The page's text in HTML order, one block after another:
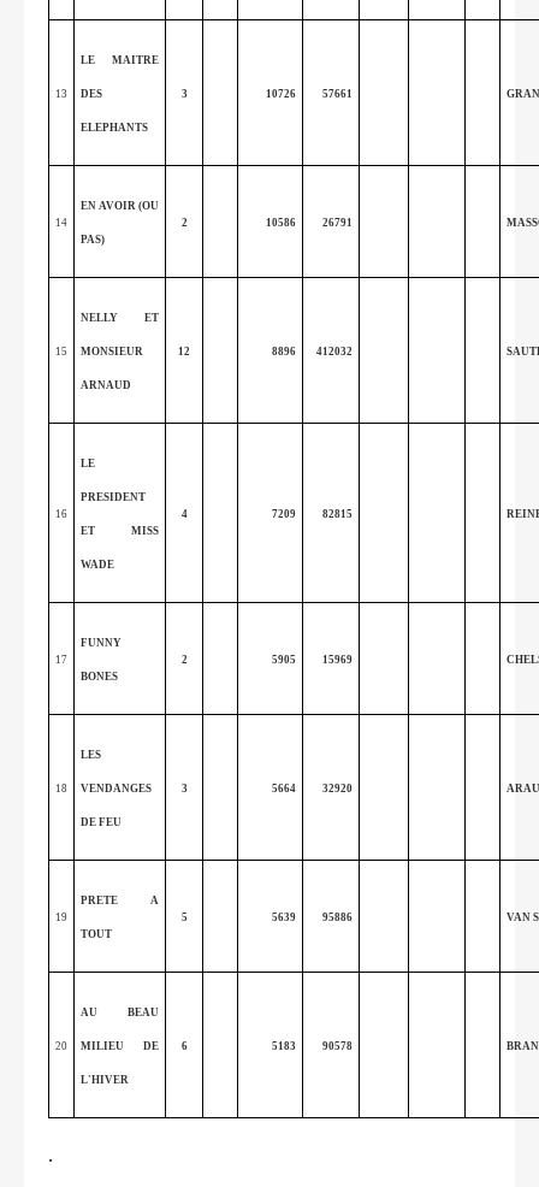
13
LE MAITRE
DES
ELEPHANTS
3 10726 57661
14
EN AVOIR (OU
PAS)
2 10586 26791
15
NELLY ET
MONSIEUR
ARNAUD
12 8896 412032
16
LE
PRESIDENT
ET MISS
WADE
4 7209 82815
17
FUNNY
BONES
2 5905 15969
18
LES
VENDANGES
DE FEU
3 5664 32920 ARAU
19
PRETE A
TOUT
5 5639 95886 VAN
20
AU BEAU
MILIEU DE
L'HIVER
6 5183 90578
.